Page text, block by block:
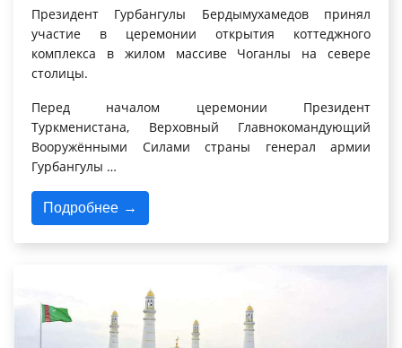
Президент Гурбангулы Бердымухамедов принял
участие в церемонии открытия коттеджного
комплекса в жилом массиве Чоганлы на севере
столицы.
Перед началом церемонии Президент
Туркменистана, Верховный Главнокомандующий
Вооружёнными Силами страны генерал армии
Гурбангулы …
Подробнее →